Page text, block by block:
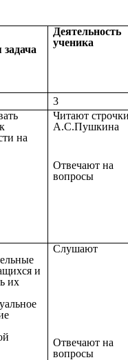
Деятельность
ученика
3
на
Читают
А.С.Пушкина
Отвечают на
вопросы
и
их
Слушают
Отвечают на
вопросы